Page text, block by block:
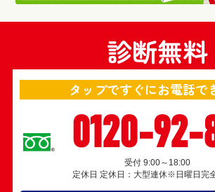
診断無料
タップですぐにお電話で
0120-92-
受付 9:00～18:00
定休日 定休日：大型連休※日曜日完